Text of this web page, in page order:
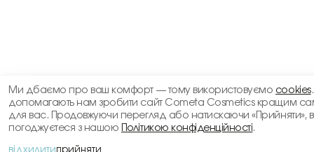
Ми дбаємо про ваш комфорт — тому використовуємо cookies
допомагають нам зробити сайт Cometa Cosmetics кращим
для вас. Продовжуючи перегляд або натискаючи «Прийняти»,
погоджуєтеся з нашою
Політикою конфіденційності.
відхилитиприйняти